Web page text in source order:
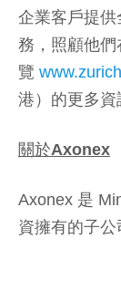
企業客戶提
務，照顧他們
覽
港）的更多資
關於Axonex
Axonex 是
資擁有的子公